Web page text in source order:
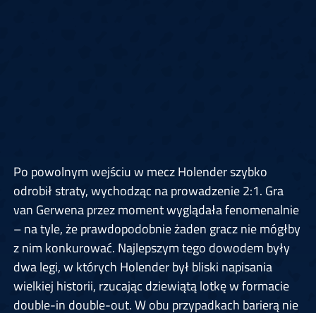
Po powolnym wejściu w mecz Holender szybko
odrobił straty, wychodząc na prowadzenie 2:1. Gra
van Gerwena przez moment wyglądała fenomenalnie
– na tyle, że prawdopodobnie żaden gracz nie mógłby
z nim konkurować. Najlepszym tego dowodem były
dwa legi, w których Holender był bliski napisania
wielkiej historii, rzucając dziewiątą lotkę w formacie
double-in double-out. W obu przypadkach barierą nie